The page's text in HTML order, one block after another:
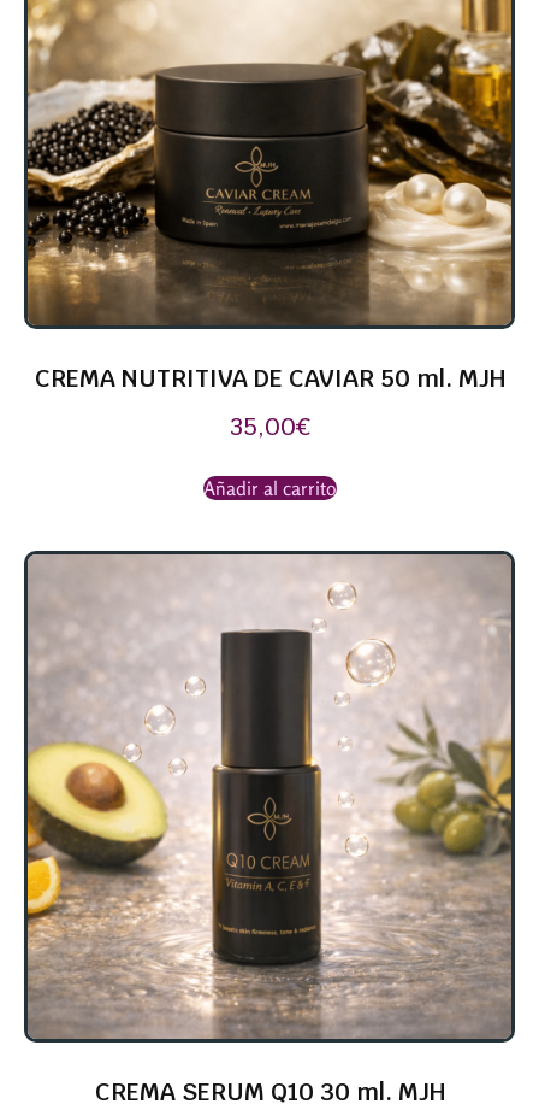
CREMA NUTRITIVA DE CAVIAR 50 ml. MJH
35,00€
Añadir al carrito
CREMA SERUM Q10 30 ml. MJH